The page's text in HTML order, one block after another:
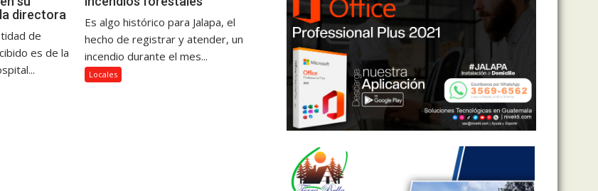
directora
de
es de la
Es algo histórico para Jalapa, el
hecho de registrar y atender, un
incendio durante el mes...
Locales